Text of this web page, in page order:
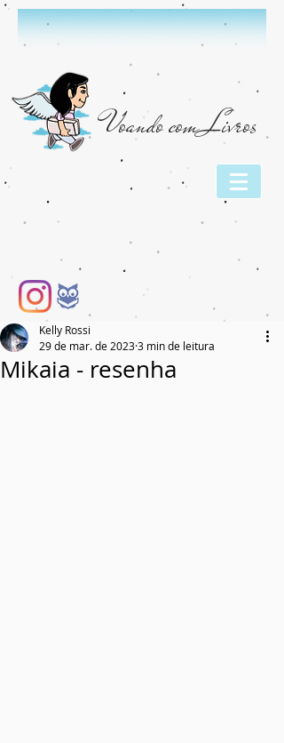
Voando com Livros
Mikaia - resenha
Kelly Rossi
29 de mar. de 20233 min de leitura